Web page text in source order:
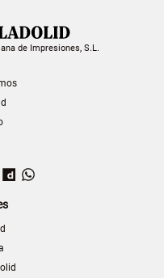
de Impresiones, S.L.
YouTubeDailymotion